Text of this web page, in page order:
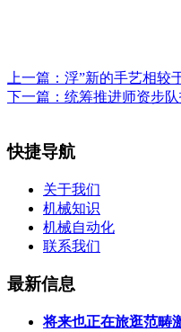
上一篇： 浮”新的手艺相较
下一篇： 统筹推进师资步
快捷导航
关于我们
机械知识
机械自动化
联系我们
最新信息
将来也正在旅逛范畴